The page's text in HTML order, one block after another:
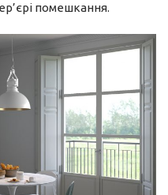
помешкання.